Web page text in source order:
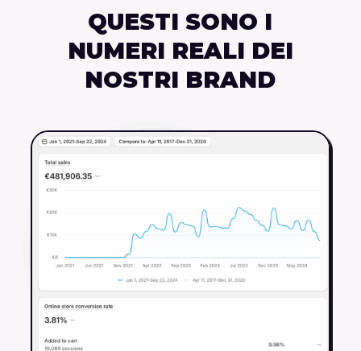
QUESTI SONO I
NUMERI REALI DEI
NOSTRI BRAND